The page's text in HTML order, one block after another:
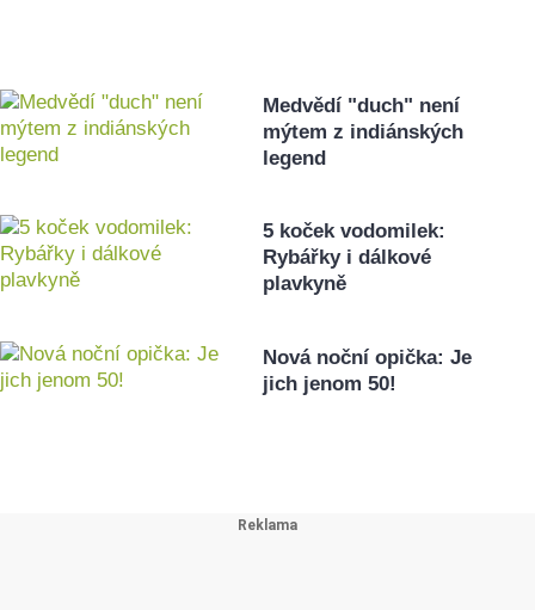
Medvědí "duch" není
mýtem z indiánských
legend
5 koček vodomilek:
Rybářky i dálkové
plavkyně
Nová noční opička: Je
jich jenom 50!